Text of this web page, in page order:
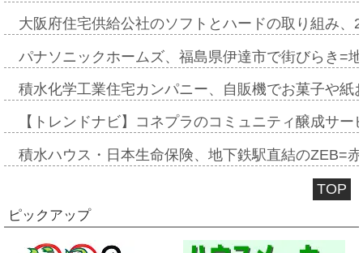
大阪府住宅供給公社のソフトとハードの取り組み
パナソニックホームズ、福島県伊達市で街びらき=
積水化学工業住宅カンパニー、自販機でお菓子や
【トレンドナビ】コネプラのコミュニティ醸成サ
積水ハウス・日本生命保険、地下鉄駅直結のZEB=
TOP
ピックアップ